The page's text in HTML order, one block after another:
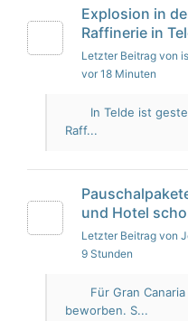
Explosion in
Raffinerie in
Letzter Beitrag von
vor 18 Minuten
In Telde ist
Raff...
und Hotel
Letzter Beitrag von
9 Stunden
Für Gran
beworben. S...